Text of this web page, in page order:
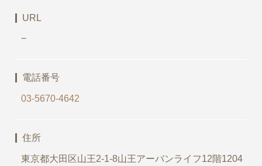
URL
−
電話番号
03-5670-4642
住所
東京都大田区山王2-1-8山王アーバンライフ12階1204